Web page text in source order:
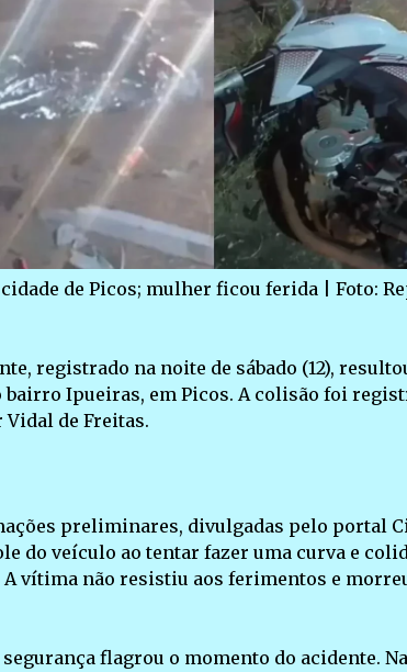
de Picos; mulher ficou ferida | Foto:
registrado na noite de sábado (12),
Ipueiras, em Picos. A colisão foi
Vidal de Freitas.
preliminares, divulgadas pelo portal
do veículo ao tentar fazer uma curva e
vítima não resistiu aos ferimentos e
flagrou o momento do acidente.